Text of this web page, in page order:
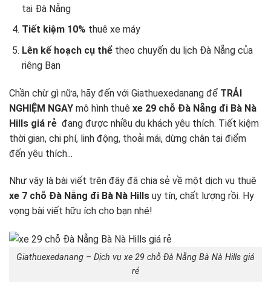
tại Đà Nẵng
Tiết kiệm 10% thuê xe máy
Lên kế hoạch cụ thể theo chuyến du lịch Đà Nẵng của
riêng Bạn
Chần chừ gì nữa, hãy đến với Giathuexedanang để TRẢI
NGHIỆM NGAY mô hình thuê xe 29 chỗ Đà Nẵng đi Bà Nà
Hills giá rẻ đang được nhiều du khách yêu thích. Tiết kiệm
thời gian, chi phí, linh động, thoải mái, dừng chân tại điểm
đến yêu thích...
Như vậy là bài viết trên đây đã chia sẻ về một dịch vụ thuê
xe 7 chỗ Đà Nẵng đi Bà Nà Hills uy tín, chất lượng rồi. Hy
vọng bài viết hữu ích cho bạn nhé!
Giathuexedanang – Dịch vụ xe 29 chỗ Đà Nẵng Bà Nà Hills giá
rẻ